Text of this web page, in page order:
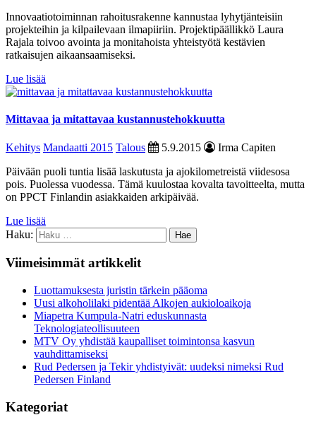
Innovaatiotoiminnan rahoitusrakenne kannustaa lyhytjänteisiin
projekteihin ja kilpailevaan ilmapiiriin. Projektipäällikkö Laura
Rajala toivoo avointa ja monitahoista yhteistyötä kestävien
ratkaisujen aikaansaamiseksi.
Lue lisää
Mittavaa ja mitattavaa kustannustehokkuutta
Kehitys Mandaatti 2015 Talous 5.9.2015
Irma Capiten
Päivään puoli tuntia lisää laskutusta ja ajokilometreistä viidesosa
pois. Puolessa vuodessa. Tämä kuulostaa kovalta tavoitteelta, mutta
on PPCT Finlandin asiakkaiden arkipäivää.
Lue lisää
Haku:
Viimeisimmät artikkelit
Luottamuksesta juristin tärkein pääoma
Uusi alkoholilaki pidentää Alkojen aukioloaikoja
Miapetra Kumpula-Natri eduskunnasta
Teknologiateollisuuteen
MTV Oy yhdistää kaupalliset toimintonsa kasvun
vauhdittamiseksi
Rud Pedersen ja Tekir yhdistyivät: uudeksi nimeksi Rud
Pedersen Finland
Kategoriat